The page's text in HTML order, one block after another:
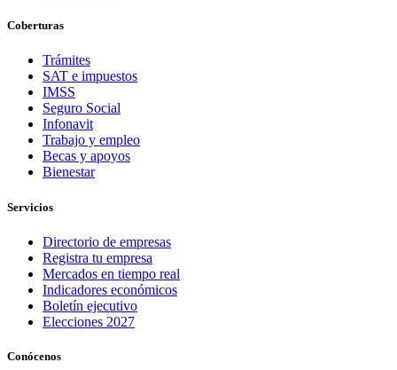
Coberturas
Trámites
SAT e impuestos
IMSS
Seguro Social
Infonavit
Trabajo y empleo
Becas y apoyos
Bienestar
Servicios
Directorio de empresas
Registra tu empresa
Mercados en tiempo real
Indicadores económicos
Boletín ejecutivo
Elecciones 2027
Conócenos